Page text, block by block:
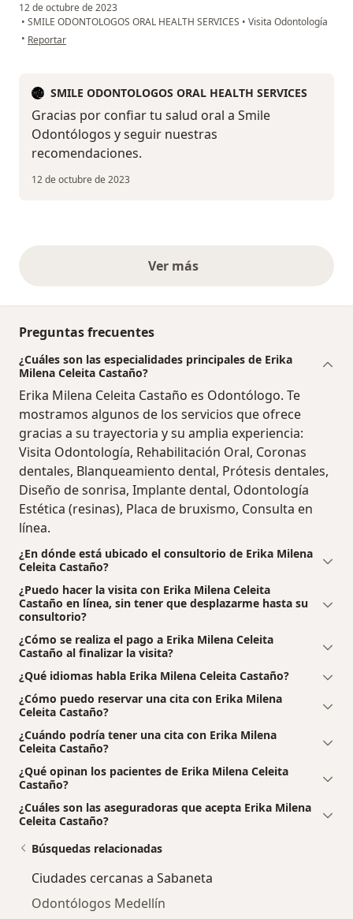
12 de octubre de 2023
• SMILE ODONTOLOGOS ORAL HEALTH SERVICES • Visita Odontología
• en opinión del usuario Marcela isaza
Reportar
SMILE ODONTOLOGOS ORAL HEALTH SERVICES
Gracias por confiar tu salud oral a Smile
Odontólogos y seguir nuestras
recomendaciones.
12 de octubre de 2023
Ver másopiniones anteriores
Preguntas frecuentes
¿Cuáles son las especialidades principales de Erika
Milena Celeita Castaño?
Erika Milena Celeita Castaño es Odontólogo. Te
mostramos algunos de los servicios que ofrece
gracias a su trayectoria y su amplia experiencia:
Visita Odontología, Rehabilitación Oral, Coronas
dentales, Blanqueamiento dental, Prótesis dentales,
Diseño de sonrisa, Implante dental, Odontología
Estética (resinas), Placa de bruxismo, Consulta en
línea.
¿En dónde está ubicado el consultorio de Erika Milena
Celeita Castaño?
¿Puedo hacer la visita con Erika Milena Celeita
Castaño en línea, sin tener que desplazarme hasta su
consultorio?
¿Cómo se realiza el pago a Erika Milena Celeita
Castaño al finalizar la visita?
¿Qué idiomas habla Erika Milena Celeita Castaño?
¿Cómo puedo reservar una cita con Erika Milena
Celeita Castaño?
¿Cuándo podría tener una cita con Erika Milena
Celeita Castaño?
¿Qué opinan los pacientes de Erika Milena Celeita
Castaño?
¿Cuáles son las aseguradoras que acepta Erika Milena
Celeita Castaño?
Búsquedas relacionadas
Ciudades cercanas a Sabaneta
Odontólogos Medellín